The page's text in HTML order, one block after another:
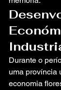
Durante o
uma província
economia